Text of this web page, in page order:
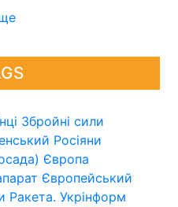
Збройні сили
Росіяни
Європа
Європейський
Ракета. Укрінформ